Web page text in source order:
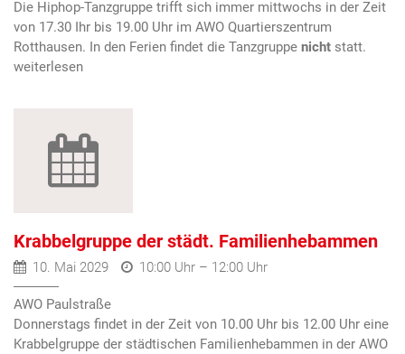
Die Hiphop-Tanzgruppe trifft sich immer mittwochs in der Zeit
von 17.30 Ihr bis 19.00 Uhr im AWO Quartierszentrum
Rotthausen. In den Ferien findet die Tanzgruppe nicht statt.
Krabbelgruppe der städt. Familienhebammen
10. Mai 2029 10:00 Uhr – 12:00 Uhr
AWO Paulstraße
Donnerstags findet in der Zeit von 10.00 Uhr bis 12.00 Uhr eine
Krabbelgruppe der städtischen Familienhebammen in der AWO